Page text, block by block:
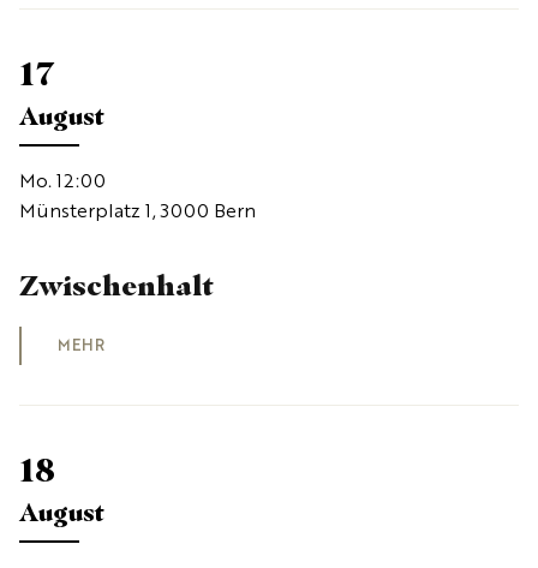
17
August
Mo. 12:00
Münsterplatz 1, 3000 Bern
Zwischenhalt
MEHR
18
August